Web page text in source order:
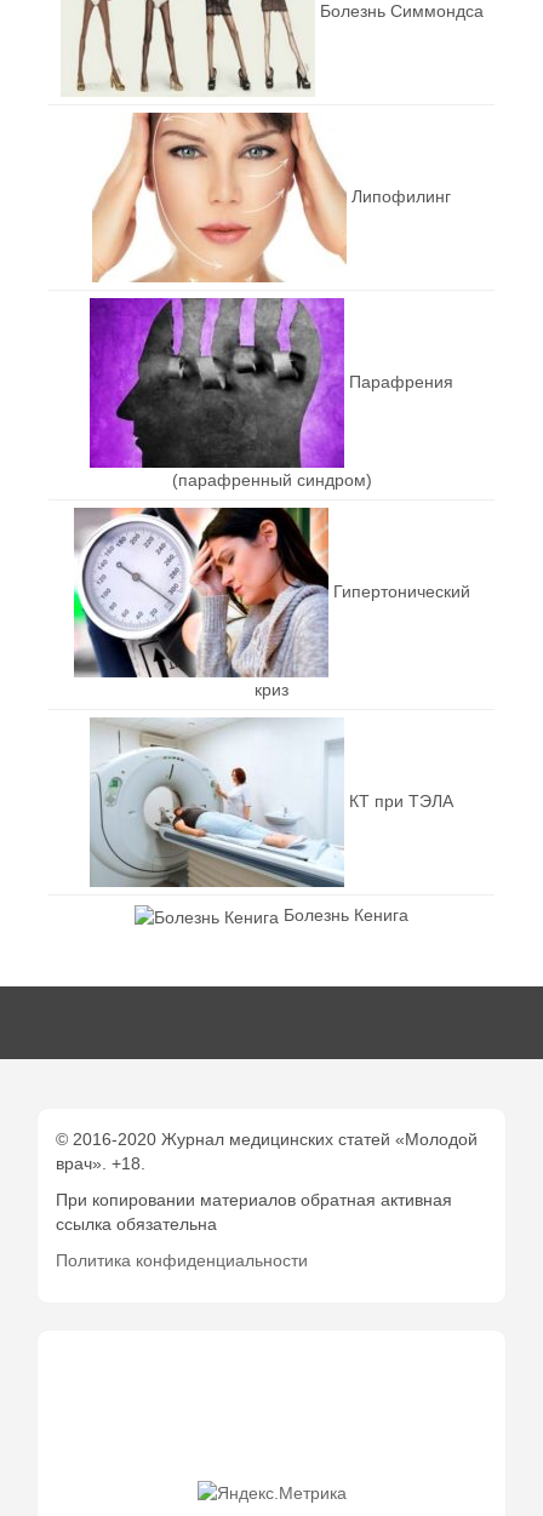
Болезнь Симмондса
Липофилинг
Парафрения
(парафренный синдром)
Гипертонический
криз
КТ при ТЭЛА
Болезнь Кенига
© 2016-2020 Журнал медицинских статей «Молодой
врач». +18.
При копировании материалов обратная активная
ссылка обязательна
Политика конфиденциальности